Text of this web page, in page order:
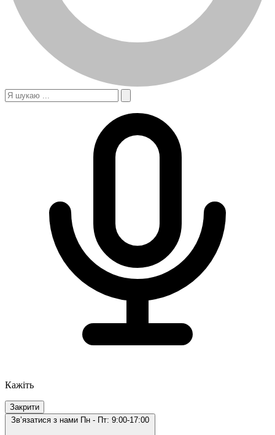
Кажіть
Закрити
Звʼязатися з нами Пн - Пт: 9:00-17:00